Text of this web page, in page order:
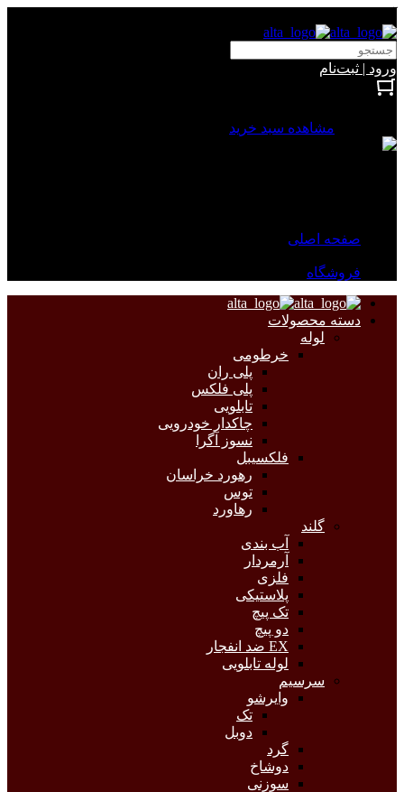
ورود | ثبت‌نام
مشاهده سبد خرید
صفحه اصلی
فروشگاه
دسته محصولات
لوله
خرطومی
پلی ران
پلی فلکس
تابلویی
چاکدار خودرویی
نسوز آگرا
فلکسیبل
رهورد خراسان
توس
رهاورد
گلند
آب بندی
آرمردار
فلزی
پلاستیکی
تک پیچ
دو پیچ
EX ضد انفجار
لوله تابلویی
سرسیم
وایرشو
تک
دوبل
گرد
دوشاخ
سوزنی